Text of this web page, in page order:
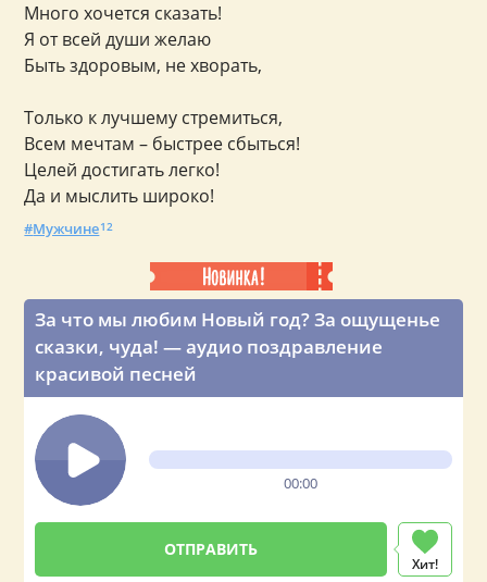
За что мы любим Новый год? За ощущенье
сказки, чуда! — аудио поздравление
красивой песней
00:00
Хит!
Много хочется сказать!
Я от всей души желаю
Быть здоровым, не хворать,
Только к лучшему стремиться,
Всем мечтам – быстрее сбыться!
Целей достигать легко!
Да и мыслить широко!
Мужчине12